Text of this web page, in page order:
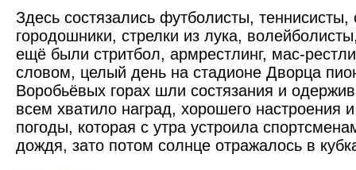
Здесь состязались футболисты,
городошники, стрелки из лука,
ещё были стритбол, армрест­линг, мас-
словом, целый день на стадионе Дворца
Воробьёвых горах шли состязания и
всем хватило наград, хорошего настроения
погоды, которая с утра устроила
дождя, зато потом солнце отражалось в